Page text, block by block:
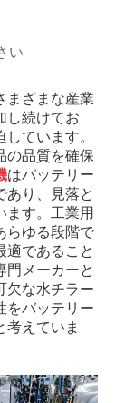
い
まざまな産業
し続けてお
ています。
の品質を確保
はバッテリー
あり、見落と
ます。工業用
らゆる段階で
適であること
門メーカーと
欠な水チラー
をバッテリー
考えていま